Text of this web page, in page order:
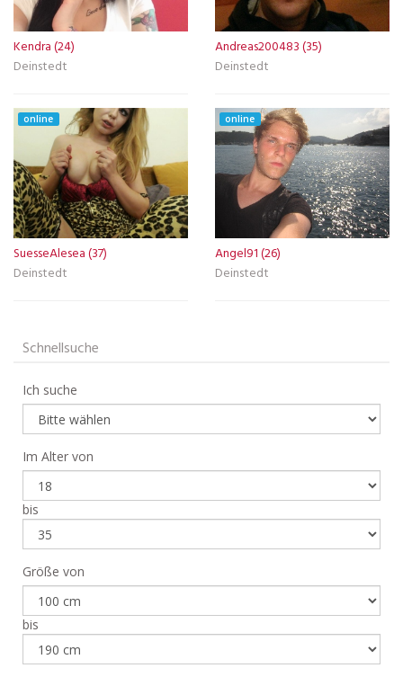
Kendra (24)
Deinstedt
Andreas200483 (35)
Deinstedt
online
SuesseAlesea (37)
Deinstedt
online
Angel91 (26)
Deinstedt
Schnellsuche
Ich suche
Im Alter von
bis
Größe von
bis